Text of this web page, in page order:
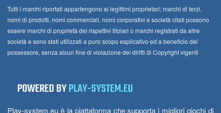
Tutti i marchi riportati appartengono ai legittimi proprietari; marchi di terzi,
nomi di prodotti, nomi commerciali, nomi corporativi e società citati possono
essere marchi di proprietà dei rispettivi titolari o marchi registrati da altre
società e sono stati utilizzati a puro scopo esplicativo ed a beneficio del
possessore, senza alcun fine di violazione dei diritti di Copyright vigenti
POWERED BYPLAY-SYSTEM.EU
Play-system.eu è la piattaforma che supporta i migliori giochi di